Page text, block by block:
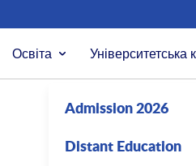
Освіта Університетська
Admission 2026
Distant Education